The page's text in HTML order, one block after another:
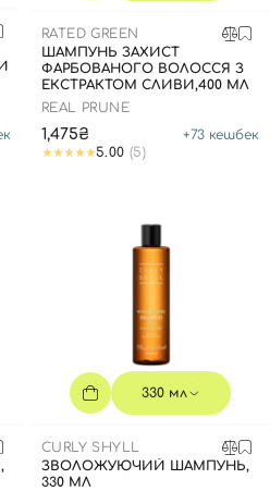
для тіла з SPF
гаджети
догляд
дітей
чоловіків
для інтимної гігієни
для тіла
RATED GREEN
ШАМПУНЬ ЗАХИСТ
ФАРБОВАНОГО ВОЛОССЯ З
ЕКСТРАКТОМ СЛИВИ,400 МЛ
REAL PRUNE
1,475₴ +73 кешбек
5.00 (5)
330 мл
CURLY SHYLL
ЗВОЛОЖУЮЧИЙ ШАМПУНЬ,
330 МЛ